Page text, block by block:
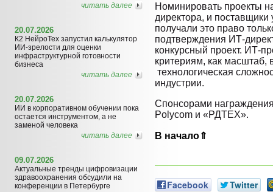
читать далее
20.07.2026
К2 НейроТех запустил калькулятор
ИИ-зрелости для оценки
инфраструктурной готовности
бизнеса
читать далее
20.07.2026
ИИ в корпоративном обучении пока
остается инструментом, а не
заменой человека
читать далее
09.07.2026
Актуальные тренды цифровизации
здравоохранения обсудили на
конференции в Петербурге
Номинировать проекты
директора, и
получали это право
подтверждения ИТ-
конкурсный проект. ИТ-
критериям, как масштаб,
технологическая
индустрии.
Cпонсорами
Polycom и «РДТЕХ».
В начало⇑
Facebook
Twitter